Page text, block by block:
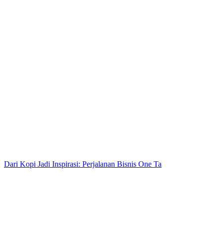
Dari Kopi Jadi Inspirasi: Perjalanan Bisnis One Ta